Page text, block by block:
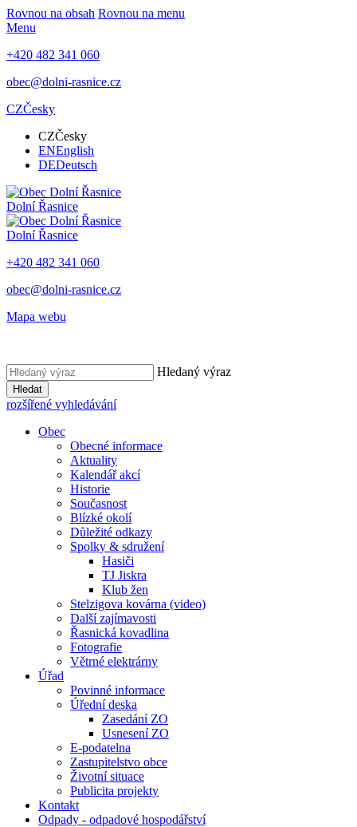
Rovnou na obsah Rovnou na menu
Menu
+420 482 341 060
obec@dolni-rasnice.cz
CZČesky
CZČesky
ENEnglish
DEDeutsch
Dolní Řasnice
Dolní Řasnice
+420 482 341 060
obec@dolni-rasnice.cz
Mapa webu
Hledaný výraz
Hledat
rozšířené vyhledávání
Obec
Obecné informace
Aktuality
Kalendář akcí
Historie
Současnost
Blízké okolí
Důležité odkazy
Spolky & sdružení
Hasiči
TJ Jiskra
Klub žen
Stelzigova kovárna (video)
Další zajímavosti
Řasnická kovadlina
Fotografie
Větrné elektrárny
Úřad
Povinné informace
Úřední deska
Zasedání ZO
Usnesení ZO
E-podatelna
Zastupitelstvo obce
Životní situace
Publicita projekty
Kontakt
Odpady - odpadové hospodářství